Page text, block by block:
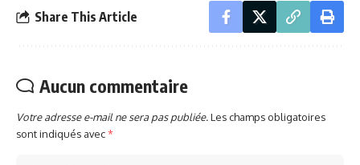
Share This Article
Aucun commentaire
Votre adresse e-mail ne sera pas publiée.Les champs obligatoires
sont indiqués avec*